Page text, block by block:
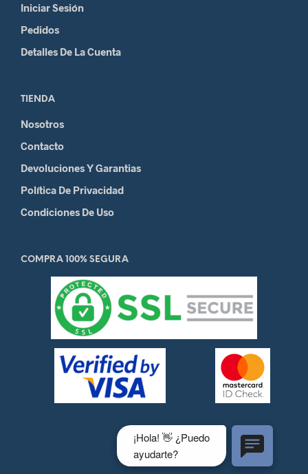
Iniciar Sesión
Pedidos
Detalles De La Cuenta
TIENDA
Nosotros
Contacto
Devoluciones Y Garantias
Política De Privacidad
Condiciones De Uso
COMPRA 100% SEGURA